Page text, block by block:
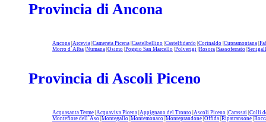
Provincia di Ancona
Ancona Arcevia Camerata Picena Castelbellino Castelfidardo Corinaldo Cupramontana
Morro d`Alba Numana Osimo Poggio San Marcello Polverigi Rosora Sassoferrato
Provincia di Ascoli Piceno
Acquasanta Terme Acquaviva Picena Appignano del Tronto Ascoli Piceno Carassai Colli
Montefiore dell`Aso Montegallo Montemonaco Monteprandone Offida Ripatransone